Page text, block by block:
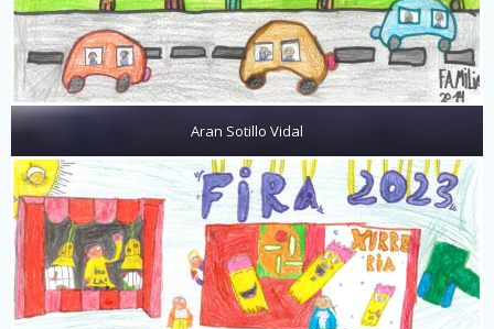
Aran Sotillo Vidal